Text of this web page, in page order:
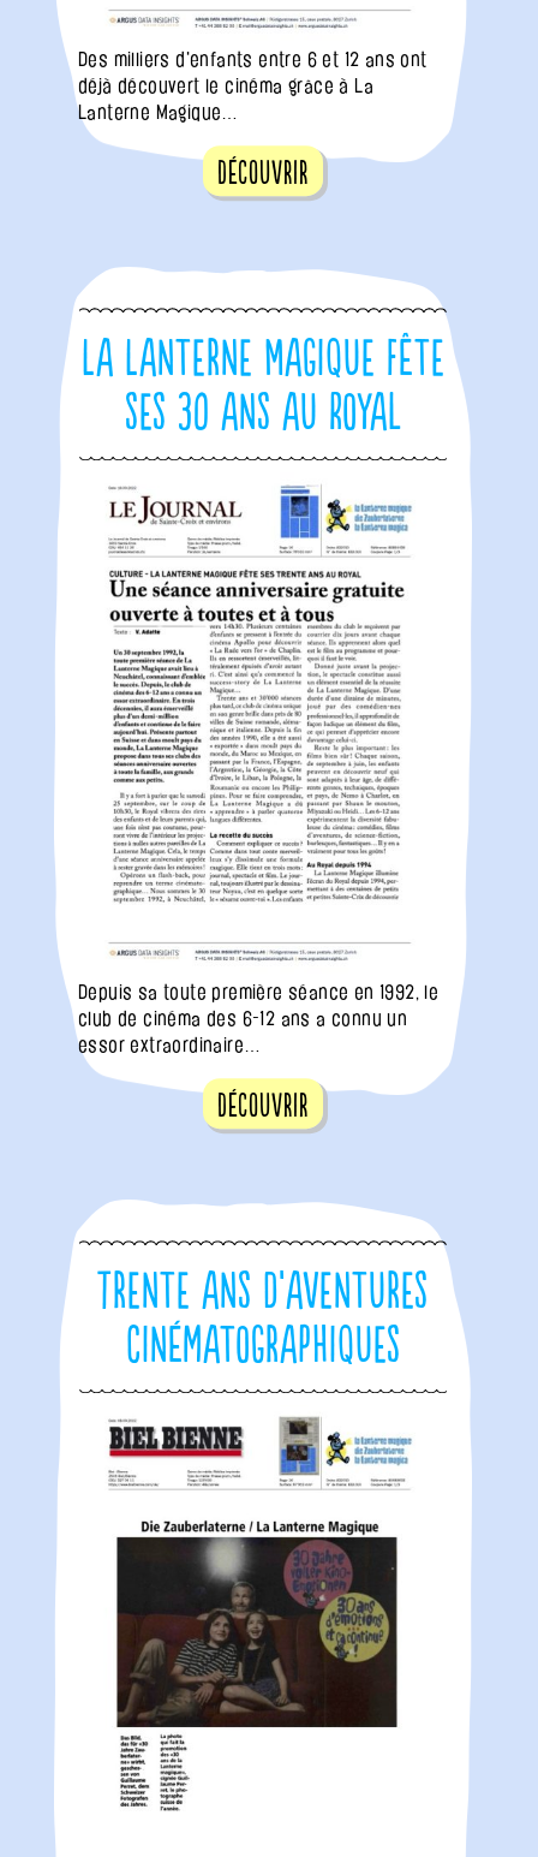
Des milliers d'enfants entre 6 et 12 ans ont
déjà découvert le cinéma grâce à La
Lanterne Magique…
Découvrir
La Lanterne Magique fête
ses 30 ans au Royal
Depuis sa toute première séance en 1992, le
club de cinéma des 6-12 ans a connu un
essor extraordinaire…
Découvrir
Trente ans d’aventures
cinématographiques